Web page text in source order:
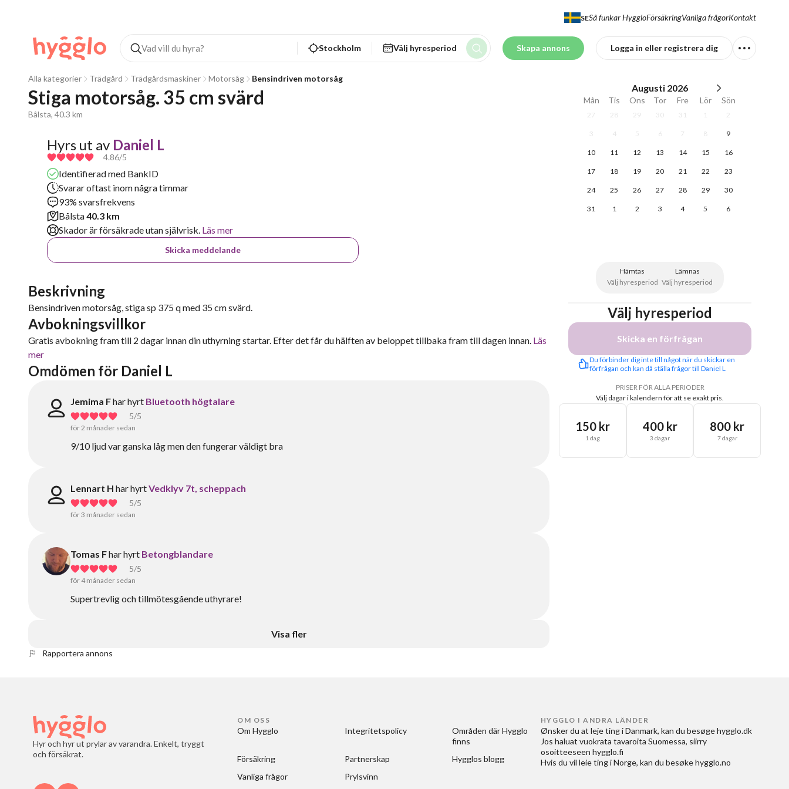
SESå funkar HyggloFörsäkringVanliga frågorKontakt
Stockholm Välj hyresperiod Skapa annons Logga in eller registrera dig
Alla kategorier Trädgård Trädgårdsmaskiner Motorsåg Bensindriven motorsåg
Stiga motorsåg. 35 cm svärd
Bålsta, 40.3 km
Hyrs ut av Daniel L
4.86/5
Identifierad med BankID
Svarar oftast inom några timmar
93% svarsfrekvens
Bålsta40.3 km
Skador är försäkrade utan självrisk. Läs mer
Skicka meddelande
Beskrivning
Bensindriven motorsåg, stiga sp 375 q med 35 cm svärd.
Avbokningsvillkor
Gratis avbokning fram till 2 dagar innan din uthyrning startar. Efter det får du hälften av beloppet tillbaka fram till dagen innan. Läs
mer
Omdömen för Daniel L
Jemima Fhar hyrt Bluetooth högtalare
5/5
för 2 månader sedan
9/10 ljud var ganska låg men den fungerar väldigt bra
Lennart H har hyrtVedklyv 7t, scheppach
5/5
för 3 månader sedan
Tomas Fhar hyrt Betongblandare
5/5
för 4 månader sedan
Supertrevlig och tillmötesgående uthyrare!
Visa fler
Augusti 2026
Mån Tis Ons Tor Fre Lör Sön
27 28 29 30 31 1 2
3 4 5 6 7 8 9
10 11 12 13 14 15 16
17 18 19 20 21 22 23
24 25 26 27 28 29 30
31 1 2 3 4 5 6
Hämtas
Välj hyresperiod
Lämnas
Välj hyresperiod
Välj hyresperiod
Skicka en förfrågan
Du förbinder dig inte till något när du skickar en
förfrågan och kan då ställa frågor till Daniel L
PRISER FÖR ALLA PERIODER
Välj dagar i kalendern för att se exakt pris.
150 kr
1 dag
400 kr
3 dagar
800 kr
7 dagar
Rapportera annons
Hyr och hyr ut prylar av varandra. Enkelt, tryggt
och försäkrat.
OM OSS
Om Hygglo
Försäkring
Vanliga frågor
Integritetspolicy
Partnerskap
Prylsvinn
Områden där Hygglo
finns
Hygglos blogg
HYGGLO I ANDRA LÄNDER
Ønsker du at leje ting i Danmark, kan du besøge hygglo.dk
Jos haluat vuokrata tavaroita Suomessa, siirry
osoitteeseen hygglo.fi
Hvis du vil leie ting i Norge, kan du besøke hygglo.no